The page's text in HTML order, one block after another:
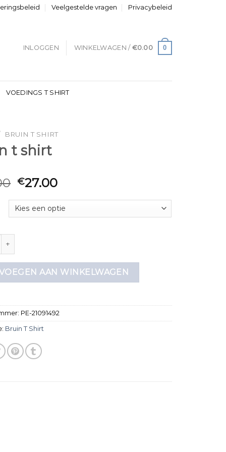
Veelgestelde vragen Privacybeleid
INLOGGEN WINKELWAGEN / €0.00 0
VOEDINGS T SHIRT
BRUIN T SHIRT
t shirt
€27.00
AAN WINKELWAGEN
PE-21091492
Bruin T Shirt